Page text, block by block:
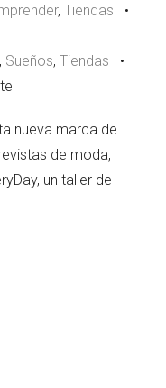
, Tiendas •
, Sueños, Tiendas •
nueva marca de
de moda,
un taller de